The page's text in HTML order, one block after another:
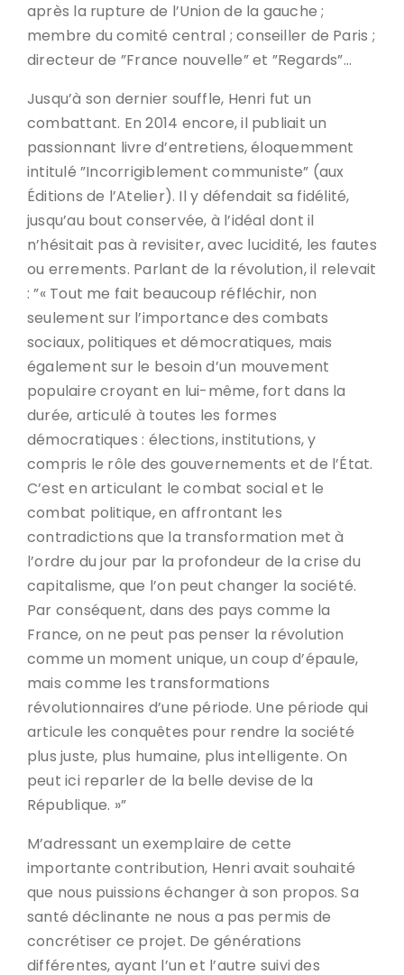
après la rupture de l’Union de la gauche ;
membre du comité central ; conseiller de Paris ;
directeur de ”France nouvelle” et ”Regards”…
Jusqu’à son dernier souffle, Henri fut un
combattant. En 2014 encore, il publiait un
passionnant livre d’entretiens, éloquemment
intitulé ”Incorrigiblement communiste” (aux
Éditions de l’Atelier). Il y défendait sa fidélité,
jusqu’au bout conservée, à l’idéal dont il
n’hésitait pas à revisiter, avec lucidité, les fautes
ou errements. Parlant de la révolution, il relevait
: ”« Tout me fait beaucoup réfléchir, non
seulement sur l’importance des combats
sociaux, politiques et démocratiques, mais
également sur le besoin d’un mouvement
populaire croyant en lui-même, fort dans la
durée, articulé à toutes les formes
démocratiques : élections, institutions, y
compris le rôle des gouvernements et de l’État.
C’est en articulant le combat social et le
combat politique, en affrontant les
contradictions que la transformation met à
l’ordre du jour par la profondeur de la crise du
capitalisme, que l’on peut changer la société.
Par conséquent, dans des pays comme la
France, on ne peut pas penser la révolution
comme un moment unique, un coup d’épaule,
mais comme les transformations
révolutionnaires d’une période. Une période qui
articule les conquêtes pour rendre la société
plus juste, plus humaine, plus intelligente. On
peut ici reparler de la belle devise de la
République. »”
M’adressant un exemplaire de cette
importante contribution, Henri avait souhaité
que nous puissions échanger à son propos. Sa
santé déclinante ne nous a pas permis de
concrétiser ce projet. De générations
différentes, ayant l’un et l’autre suivi des